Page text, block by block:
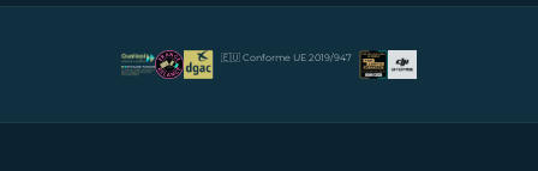
🇪🇺 Conforme UE 2019/947